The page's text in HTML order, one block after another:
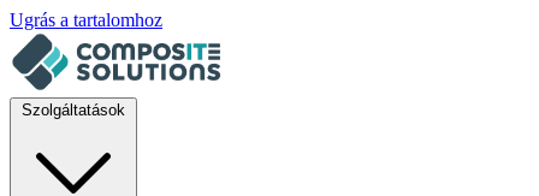
Ugrás a tartalomhoz